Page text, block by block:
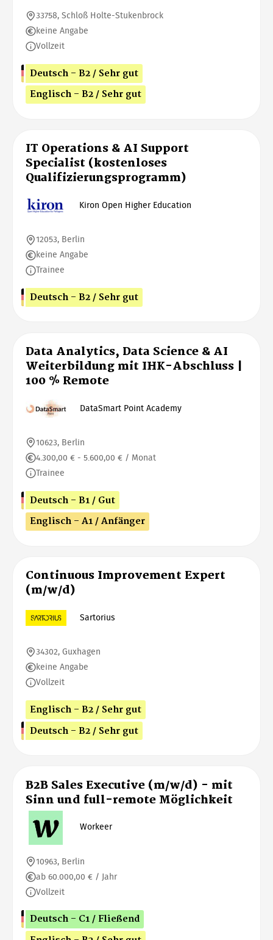
33758, Schloß Holte-Stukenbrock
keine Angabe
Vollzeit
Deutsch - B2 / Sehr gut
Englisch - B2 / Sehr gut
IT Operations & AI Support
Specialist (kostenloses
Qualifizierungsprogramm)
Kiron Open Higher Education
12053, Berlin
keine Angabe
Trainee
Deutsch - B2 / Sehr gut
Data Analytics, Data Science & AI
Weiterbildung mit IHK-Abschluss |
100 % Remote
DataSmart Point Academy
10623, Berlin
4.300,00 € - 5.600,00 € / Monat
Trainee
Deutsch - B1 / Gut
Englisch - A1 / Anfänger
Continuous Improvement Expert
(m/w/d)
Sartorius
34302, Guxhagen
keine Angabe
Vollzeit
Englisch - B2 / Sehr gut
Deutsch - B2 / Sehr gut
B2B Sales Executive (m/w/d) - mit
Sinn und full-remote Möglichkeit
Workeer
10963, Berlin
ab 60.000,00 € / Jahr
Vollzeit
Deutsch - C1 / Fließend